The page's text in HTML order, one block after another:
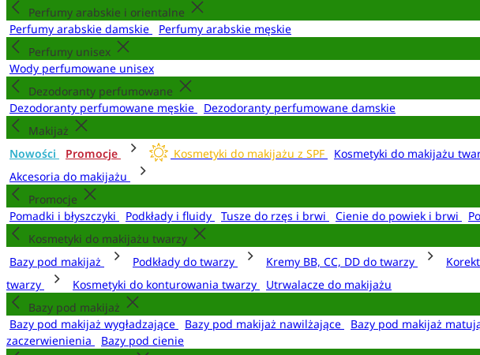
Perfumy arabskie i orientalne
Perfumy arabskie damskie
Perfumy arabskie męskie
Perfumy unisex
Wody perfumowane unisex
Dezodoranty perfumowane
Dezodoranty perfumowane męskie
Dezodoranty perfumowane damskie
Makijaż
Nowości
Promocje Kosmetyki do makijażu z SPF Kosmetyki do makijażu
Akcesoria do makijażu
Promocje
Pomadki i błyszczyki
Podkłady i fluidy Tusze do rzęs i brwi Cienie do powiek i brwi
Kosmetyki do makijażu twarzy
Bazy pod makijaż
Podkłady do twarzy Kremy BB, CC, DD do twarzy
twarzy
Kosmetyki do konturowania twarzy
Utrwalacze do makijażu
Bazy pod makijaż
Bazy pod makijaż wygładzające
Bazy pod makijaż nawilżające Bazy pod makijaż
zaczerwienienia
Bazy pod cienie